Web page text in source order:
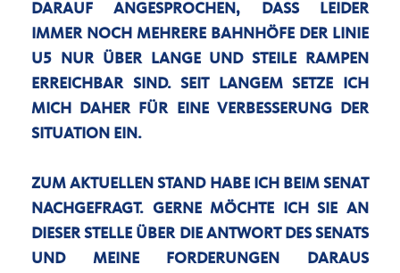
DARAUF ANGESPROCHEN, DASS LEIDER
IMMER NOCH MEHRERE BAHNHÖFE DER LINIE
U5 NUR ÜBER LANGE UND STEILE RAMPEN
ERREICHBAR SIND.SEIT LANGEM SETZE ICH
MICH DAHER FÜR EINE VERBESSERUNG DER
SITUATION EIN.
ZUM AKTUELLEN STAND HABE ICH BEIM SENAT
NACHGEFRAGT. GERNE MÖCHTE ICH SIE AN
DIESER STELLE ÜBER DIE ANTWORT DES SENATS
UND MEINE FORDERUNGEN DARAUS